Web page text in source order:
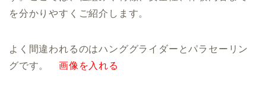
を分かりやすくご紹介します。
よく間違われるのはハンググライダーとパラセーリン
グです。 画像を入れる